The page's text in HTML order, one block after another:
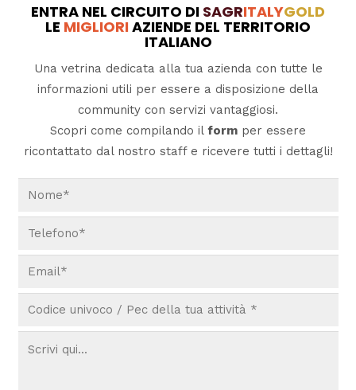
ENTRA NEL CIRCUITO DI SAGRITALYGOLD
LE MIGLIORIAZIENDE DEL TERRITORIO
ITALIANO
Una vetrina dedicata alla tua azienda con tutte le
informazioni utili per essere a disposizione della
community con servizi vantaggiosi.
Scopri come compilando il form per essere
ricontattato dal nostro staff e ricevere tutti i dettagli!